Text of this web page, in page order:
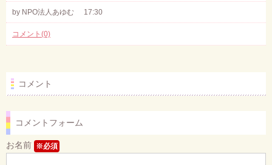
by NPO法人あゆむ 17:30
コメント(0)
コメント
コメントフォーム
お名前 ※必須